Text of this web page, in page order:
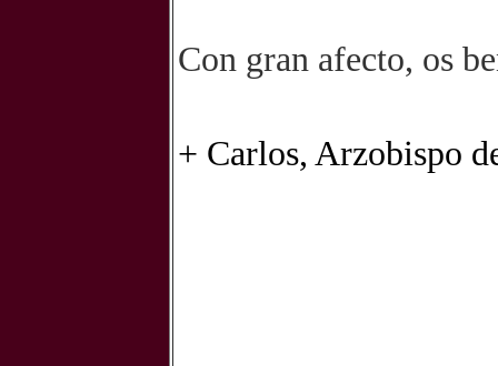
Con gran afecto, os
+ Carlos, Arzobispo